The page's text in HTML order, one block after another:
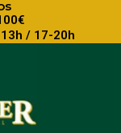
/ 17-20h